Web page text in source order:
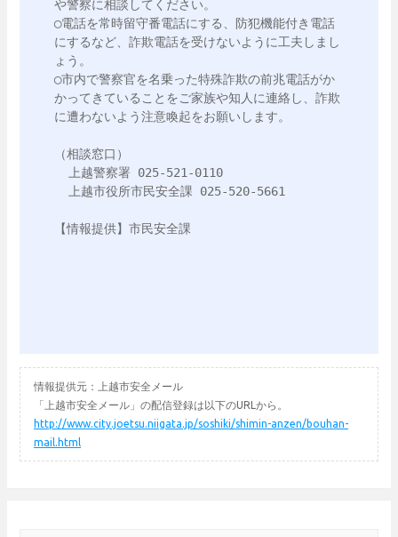
や警察に相談してください。
◯電話を常時留守番電話にする、防犯機能付き電話
にするなど、詐欺電話を受けないように工夫しまし
ょう。
◯市内で警察官を名乗った特殊詐欺の前兆電話がか
かってきていることをご家族や知人に連絡し、詐欺
に遭わないよう注意喚起をお願いします。
（相談窓口）
【情報提供】市民安全課
情報提供元：上越市安全メール
「上越市安全メール」の配信登録は以下のURLから。
http://www.city.joetsu.niigata.jp/soshiki/shimin-anzen/bouhan-
mail.html